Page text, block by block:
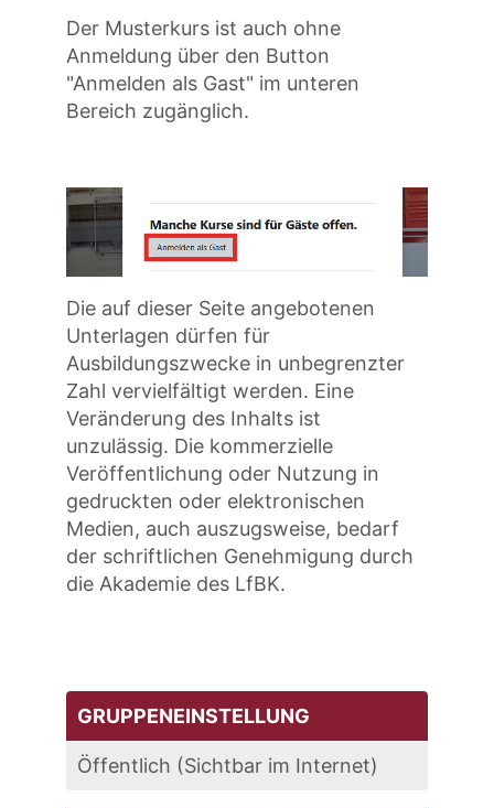
Der Musterkurs ist auch ohne
Anmeldung über den Button
"Anmelden als Gast" im unteren
Bereich zugänglich.
Die auf dieser Seite angebotenen
Unterlagen dürfen für
Ausbildungszwecke in unbegrenzter
Zahl vervielfältigt werden. Eine
Veränderung des Inhalts ist
unzulässig. Die kommerzielle
Veröffentlichung oder Nutzung in
gedruckten oder elektronischen
Medien, auch auszugsweise, bedarf
der schriftlichen Genehmigung durch
die Akademie des LfBK.
GRUPPENEINSTELLUNG
Öffentlich (Sichtbar im Internet)